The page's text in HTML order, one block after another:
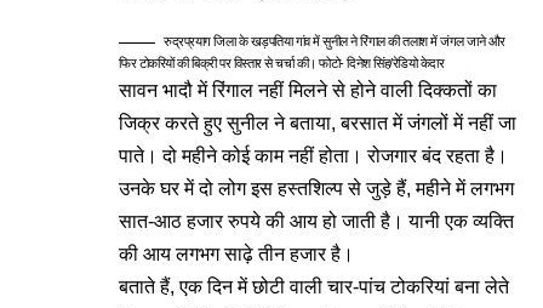
रुद्रप्रयाग जिला के खड़पतिया गांव में सुनील ने रिंगाल की तलाश में जंगल जाने और
फिर टोकरियों की बिक्री पर विस्तार से चर्चा की। फोटो- दिनेश सिंह/रेडियो केदार
सावन भादौ में रिंगाल नहीं मिलने से होने वाली दिक्कतों का
जिक्र करते हुए सुनील ने बताया, बरसात में जंगलों में नहीं जा
पाते। दो महीने कोई काम नहीं होता। रोजगार बंद रहता है।
उनके घर में दो लोग इस हस्तशिल्प से जुड़े हैं, महीने में लगभग
सात-आठ हजार रुपये की आय हो जाती है। यानी एक व्यक्ति
की आय लगभग साढ़े तीन हजार है।
बताते हैं, एक दिन में छोटी वाली चार-पांच टोकरियां बना लेते